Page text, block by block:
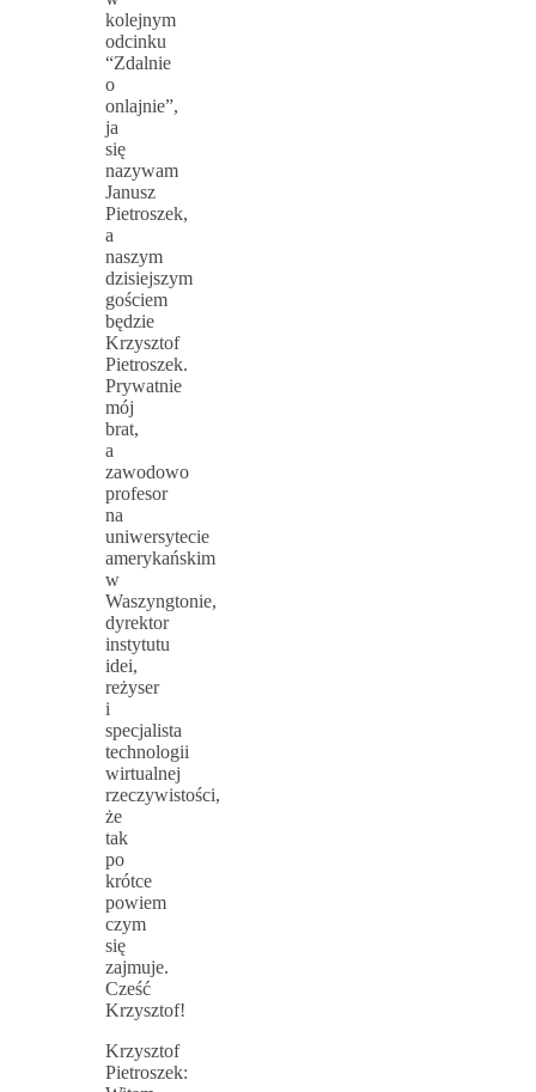
kolejnym
odcinku
“Zdalnie
o
onlajnie”,
ja
się
nazywam
Janusz
Pietroszek,
a
naszym
dzisiejszym
gościem
będzie
Krzysztof
Pietroszek.
Prywatnie
mój
brat,
a
zawodowo
profesor
na
uniwersytecie
amerykańskim
w
Waszyngtonie,
dyrektor
instytutu
idei,
reżyser
i
specjalista
technologii
wirtualnej
rzeczywistości,
że
tak
po
krótce
powiem
czym
się
zajmuje.
Cześć
Krzysztof!
Krzysztof
Pietroszek: